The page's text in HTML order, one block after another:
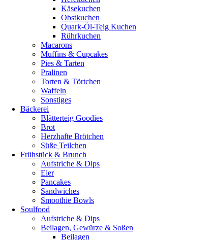
Käsekuchen
Obstkuchen
Quark-Öl-Teig Kuchen
Rührkuchen
Macarons
Muffins & Cupcakes
Pies & Tarten
Pralinen
Torten & Törtchen
Waffeln
Sonstiges
Bäckerei
Blätterteig Goodies
Brot
Herzhafte Brötchen
Süße Teilchen
Frühstück & Brunch
Aufstriche & Dips
Eier
Pancakes
Sandwiches
Smoothie Bowls
Soulfood
Aufstriche & Dips
Beilagen, Gewürze & Soßen
Beilagen